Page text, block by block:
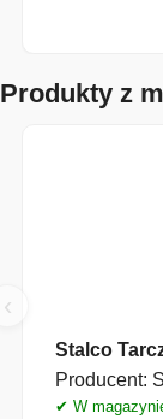
Produkty z
‹
Stalco
Producent:
✔ W